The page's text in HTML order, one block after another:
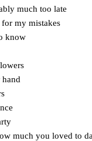
much too late
my mistakes
know
much you loved to